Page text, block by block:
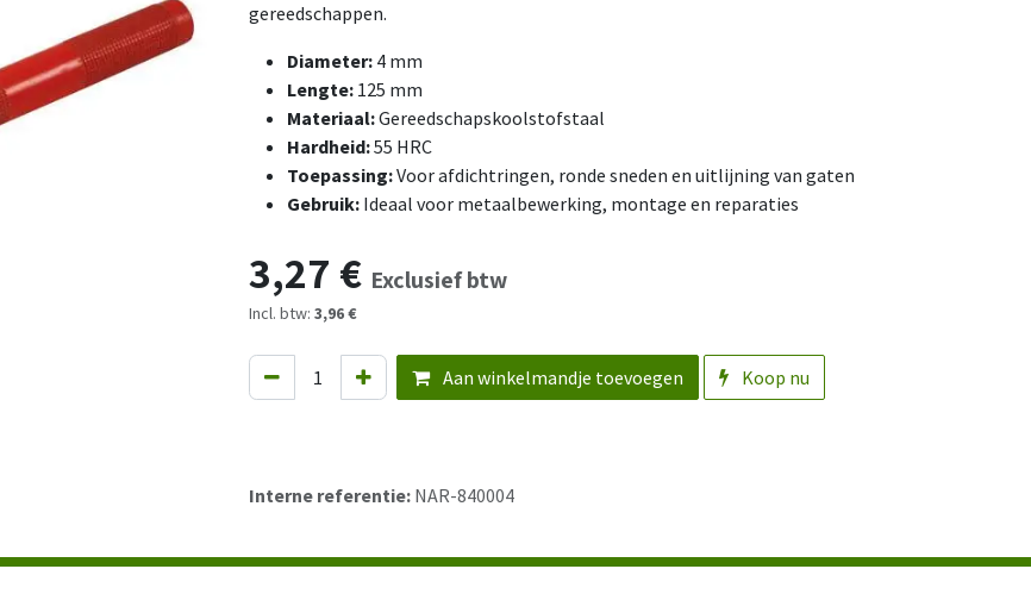
gereedschappen.
Diameter: 4 mm
Lengte: 125 mm
Materiaal:Gereedschapskoolstofstaal
Hardheid:55 HRC
Toepassing:Voor afdichtringen, ronde sneden en uitlijning van gaten
Gebruik: Ideaal voor metaalbewerking, montage en reparaties
3,27 € Exclusief btw
Incl. btw: 3,96 €
Aan winkelmandje toevoegen Koop nu
Interne referentie: NAR-840004